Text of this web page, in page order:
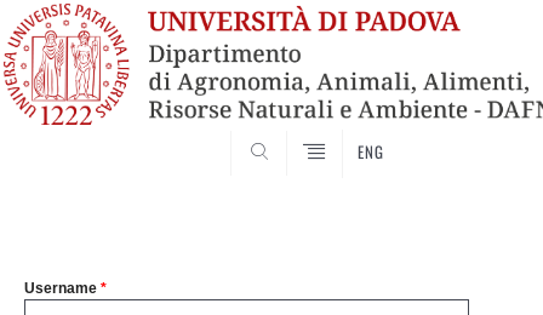
ENG
Username *